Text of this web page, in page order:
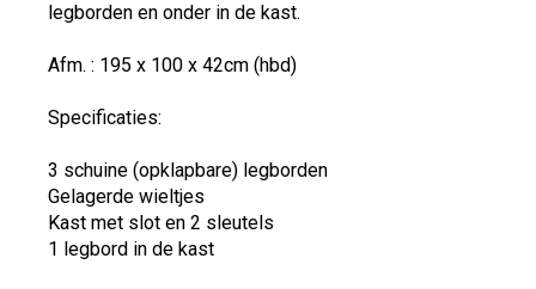
legborden en onder in de kast.
Afm. : 195 x 100 x 42cm (hbd)
Specificaties:
3 schuine (opklapbare) legborden
Gelagerde wieltjes
Kast met slot en 2 sleutels
1 legbord in de kast